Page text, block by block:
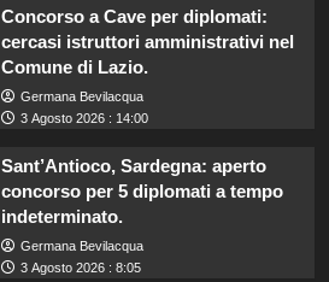
Concorso a Cave per diplomati:
cercasi istruttori amministrativi nel
Comune di Lazio.
Germana Bevilacqua
3 Agosto 2026 : 14:00
Sant’Antioco, Sardegna: aperto
concorso per 5 diplomati a tempo
indeterminato.
Germana Bevilacqua
3 Agosto 2026 : 8:05